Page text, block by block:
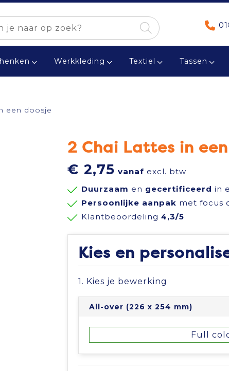
Werkkleding Textiel Tassen
een doosje
2 Chai Lattes in
€ 2,75 vanaf excl. btw
Duurzaam en gecertificeerd in
Persoonlijke aanpak met focus
Klantbeoordeling 4,3/5
Kies en
1. Kies je bewerking
All-over (226 x 254 mm)
Full